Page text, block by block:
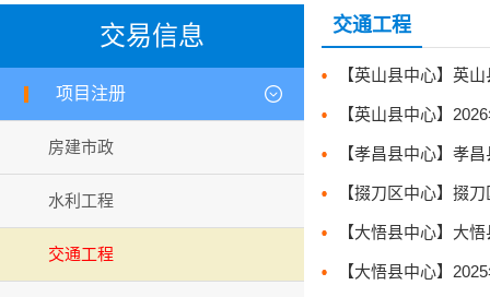
交易信息
项目注册
房建市政
水利工程
交通工程
交通工程
【英山县中心】
【孝昌县中心】孝
【大悟县中心】大
【大悟县中心】